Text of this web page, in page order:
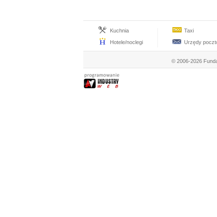
Kuchnia
Hotele/noclegi
Taxi
Urzędy
© 2006-2026